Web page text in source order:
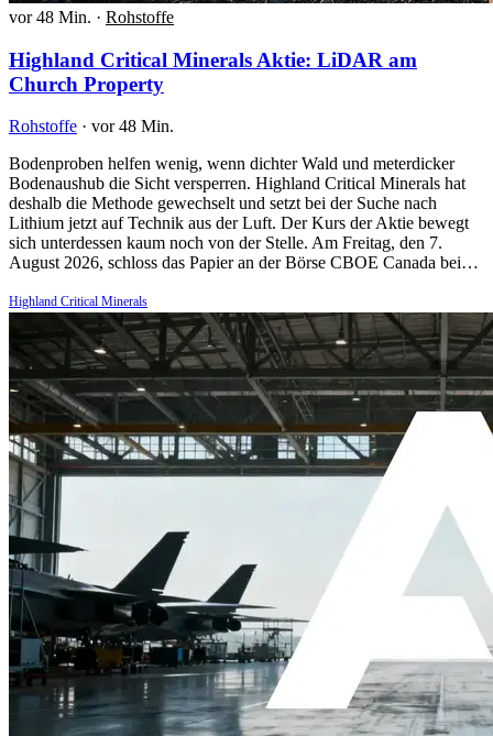
vor 48 Min. · Rohstoffe
Highland Critical Minerals Aktie: LiDAR am
Church Property
Rohstoffe · vor 48 Min.
Bodenproben helfen wenig, wenn dichter Wald und meterdicker
Bodenaushub die Sicht versperren. Highland Critical Minerals hat
deshalb die Methode gewechselt und setzt bei der Suche nach
Lithium jetzt auf Technik aus der Luft. Der Kurs der Aktie bewegt
sich unterdessen kaum noch von der Stelle. Am Freitag, den 7.
August 2026, schloss das Papier an der Börse CBOE Canada bei…
Highland Critical Minerals